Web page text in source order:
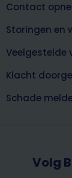
Contact
Storingen en
Veelgestelde
Klacht
Schade
Volg